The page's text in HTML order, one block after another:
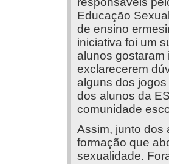
Educação
de ensino
iniciativa foi um
alunos gostaram
exclarecerem
alguns dos
dos alunos da
comunidade
Assim, junto dos
formação que
sexualidade.